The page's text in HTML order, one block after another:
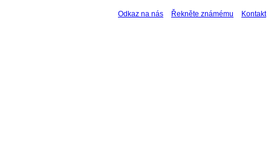
Odkaz na nás Řekněte známému Kontakt